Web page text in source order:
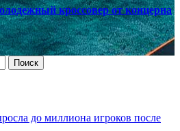
кроссовер от концерна